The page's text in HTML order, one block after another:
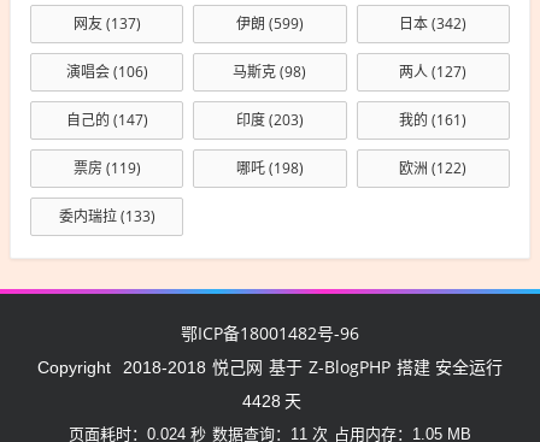
网友(137) 伊朗 (599) 日本(342)
演唱会(106) 马斯克(98) 两人(127)
自己的 (147) 印度(203) 我的 (161)
票房 (119) 哪吒(198) 欧洲 (122)
委内瑞拉(133)
鄂ICP备18001482号-96
Copyright 2018-2018 悦己网 基于 Z-BlogPHP 搭建 安全运行
4428 天
页面耗时：0.024 秒 数据查询：11 次 占用内存：1.05 MB